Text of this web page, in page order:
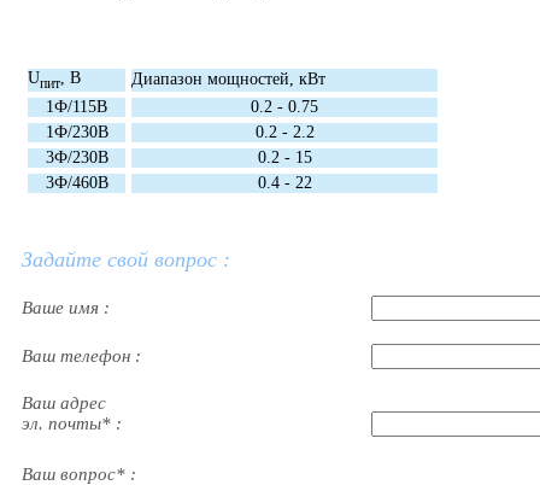
Uпит , В
Диапазон мощностей, кВт
1Ф/115В
0.2 - 0.75
1Ф/230В
0.2 - 2.2
3Ф/230В
0.2 - 15
3Ф/460В
0.4 - 22
Задайте свой вопрос :
Ваше имя :
Ваш телефон :
Ваш адрес
эл. почты* :
Ваш вопрос* :